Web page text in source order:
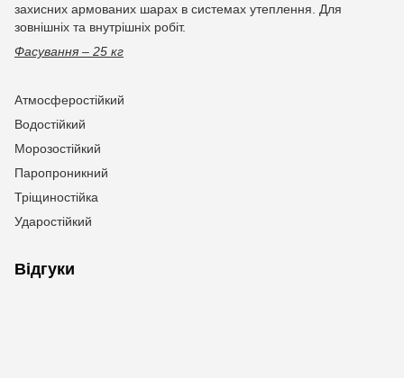
захисних армованих шарах в системах утеплення. Для
зовнішніх та внутрішніх робіт.
Фасування – 25 кг
Атмосферо­стійкий
Водостійкий
Морозостійкий
Паропроникний
Тріщиностійка
Ударостійкий
Відгуки